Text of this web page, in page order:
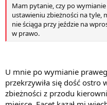
Mam pytanie, czy po
ustawieniu zbieżności na tyle,
nie ściąga przy jeździe na
w prawo.
U mnie po wymianie
przekrzywiła się dość ostro
zbieżności z przodu